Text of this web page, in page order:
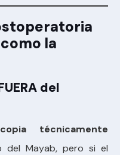
la
del
técnicamente
del Mayab, pero si el